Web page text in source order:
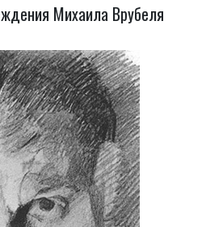
Михаила Врубеля